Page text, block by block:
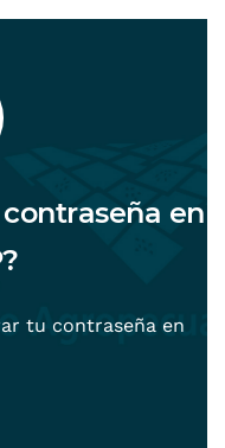
en
tu contraseña en